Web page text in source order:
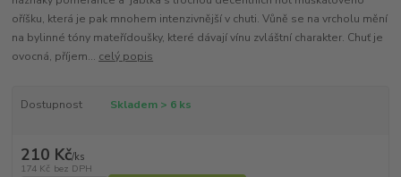
oříšku, která je pak mnohem intenzivnější v chuti. Vůně se na vrcholu mění
na bylinné tóny mateřídoušky, které dávají vínu zvláštní charakter. Chuť je
ovocná, příjem... celý popis
Dostupnost Skladem > 6 ks
210 Kč/ks
174 Kč bez DPH